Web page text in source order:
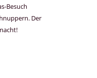
Besuch
Der